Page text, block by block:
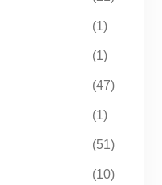
(1)
(1)
(47)
(1)
(51)
(10)